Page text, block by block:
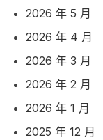
2026 年 5 月
2026 年 4 月
2026 年 3 月
2026 年 2 月
2026 年 1 月
2025 年 12 月